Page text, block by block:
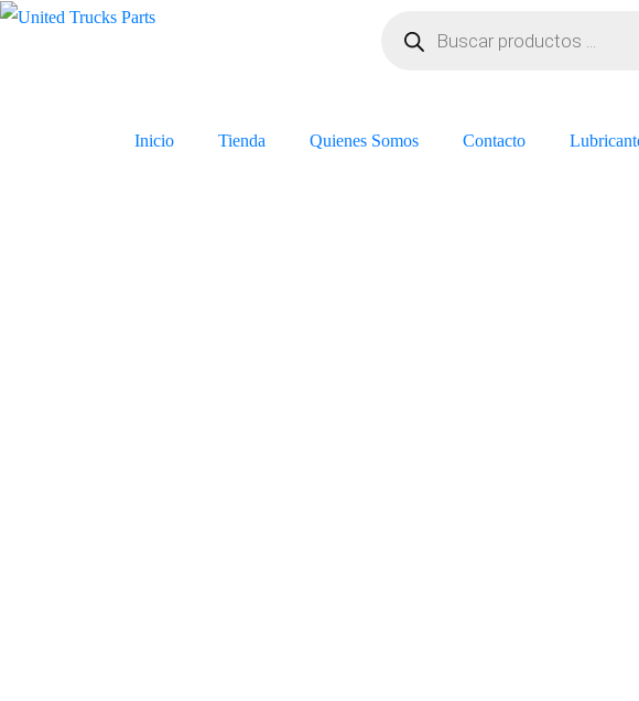
Inicio Tienda Quienes Somos Contacto